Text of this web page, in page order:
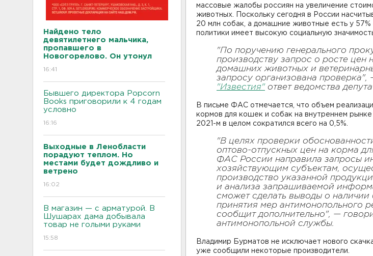
Найдено тело
девятилетнего мальчика,
пропавшего в
Новогорелово. Он утонул
16:41
Бывшего директора Popcorn
Books приговорили к 4 годам
условно
16:16
Выходные в Ленобласти
порадуют теплом. Но
местами будет дождливо и
ветрено
16:02
В магазин — с арматурой. В
Шушарах дама добывала
товар не голыми руками
15:58
массовые жалобы россиян на увеличение
животных. Поскольку сегодня в России
20 млн собак, а домашние животные есть у 57%
политики имеет высокую социальную
"По поручению генерального
производству запрос о росте цен
домашних животных и
запросу организована проверка",
"Известия" ответ ведомства
В письме ФАС отмечается, что объем
кормов для кошек и собак на внутреннем
2021-м в целом сократился всего на 0,5%.
"В целях проверки
оптово-отпускных цен на корма
ФАС России направила запросы
хозяйствующим субъектам,
производство указанной
и анализа запрашиваемой
сможет сделать выводы о наличии
принятия мер антимонопольного
сообщит дополнительно", —
антимонопольной службы.
Владимир Бурматов не исключает нового
уже сообщили некоторые производители.